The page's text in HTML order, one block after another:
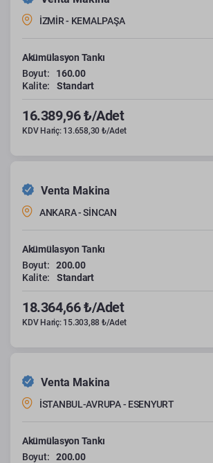
İZMİR - KEMALPAŞA
Akümülasyon Tankı
Boyut:
160.00
Kalite:
Standart
16.389,96 ₺/Adet
KDV Hariç: 13.658,30 ₺/Adet
Venta Makina
ANKARA - SİNCAN
Akümülasyon Tankı
Boyut:
200.00
Kalite:
Standart
18.364,66 ₺/Adet
KDV Hariç: 15.303,88 ₺/Adet
Venta Makina
İSTANBUL-AVRUPA - ESENYURT
Akümülasyon Tankı
Boyut:
200.00